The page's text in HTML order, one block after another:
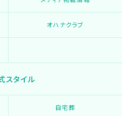
オハナクラブ
スタイル
自宅葬